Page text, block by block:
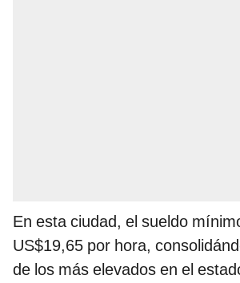
En esta ciudad, el sueldo
US$19,65 por hora,
de los más elevados en el